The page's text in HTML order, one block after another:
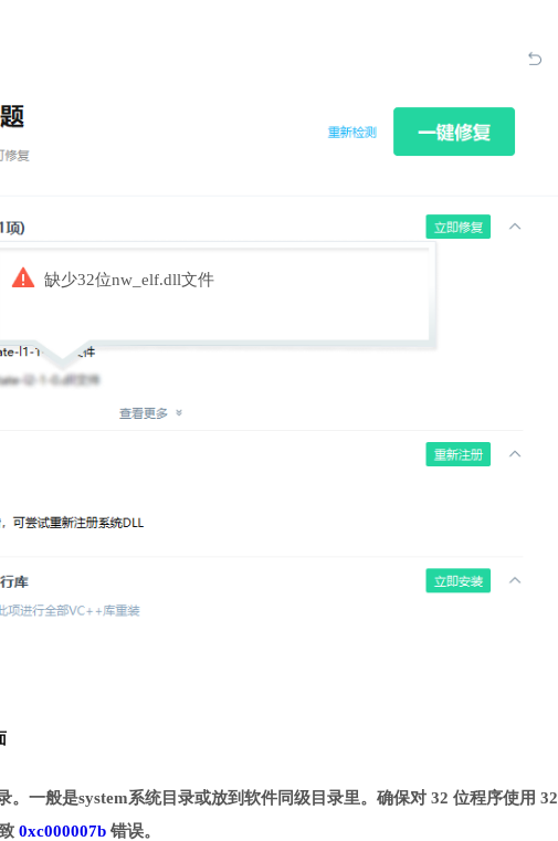
缺少32位nw_elf.dll文件
一般是system系统目录或放到软件同级目录里。确保对 32 位程序使用 32
0xc000007b 错误。